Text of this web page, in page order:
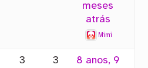
meses
atrás
Mimi
3 3
8 anos, 9